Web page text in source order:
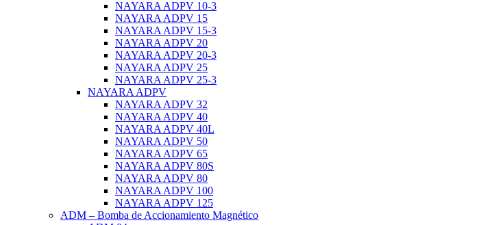
NAYARA ADPV 10-3
NAYARA ADPV 15
NAYARA ADPV 15-3
NAYARA ADPV 20
NAYARA ADPV 20-3
NAYARA ADPV 25
NAYARA ADPV 25-3
NAYARA ADPV
NAYARA ADPV 32
NAYARA ADPV 40
NAYARA ADPV 40L
NAYARA ADPV 50
NAYARA ADPV 65
NAYARA ADPV 80S
NAYARA ADPV 80
NAYARA ADPV 100
NAYARA ADPV 125
ADM – Bomba de Accionamiento Magnético